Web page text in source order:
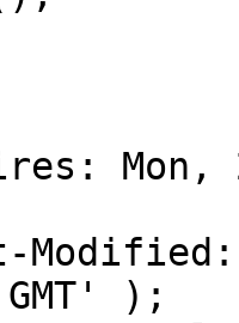
Mon,
);